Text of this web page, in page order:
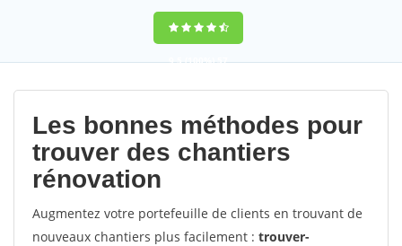
9,5(100%)57
votes
Les bonnes méthodes pour
trouver des chantiers
rénovation
Augmentez votre portefeuille de clients en trouvant de
nouveaux chantiers plus facilement : trouver-